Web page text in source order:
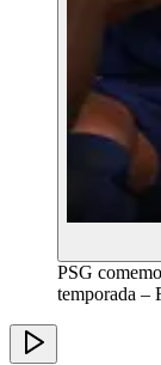
PSG
temporada –